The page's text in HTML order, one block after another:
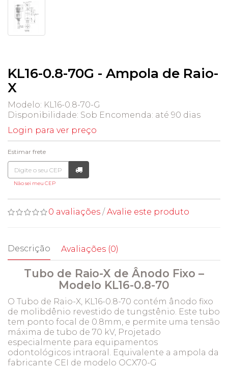
KL16-0.8-70G - Ampola de Raio-
X
Modelo: KL16-0.8-70-G
Disponibilidade: Sob Encomenda: até 90 dias
Login para ver preço
Estimar frete
Não sei meu CEP
0 avaliações / Avalie este produto
Descrição Avaliações (0)
Tubo de Raio-X de Ânodo Fixo –
Modelo KL16-0.8-70
O Tubo de Raio-X, KL16-0.8-70 contém ânodo fixo
de molibdênio revestido de tungstênio. Este tubo
tem ponto focal de 0.8mm, e permite uma tensão
máxima de tubo de 70 kV, Projetado
especialmente para equipamentos
odontológicos intraoral. Equivalente a ampola da
fabricante CEI de modelo OCX70-G